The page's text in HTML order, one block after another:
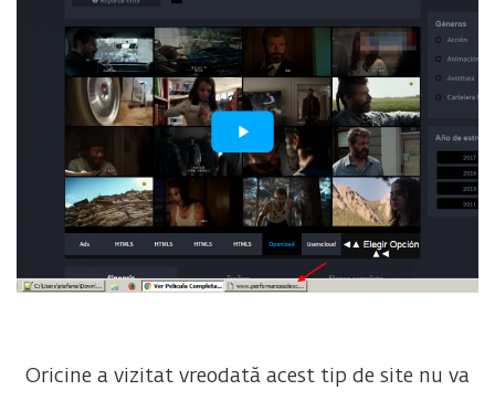
Oricine a vizitat vreodată acest tip de site nu va